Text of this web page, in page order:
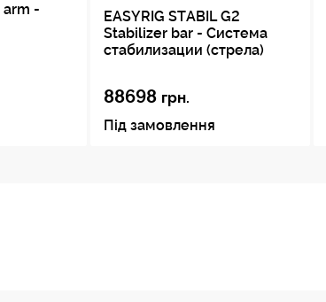
-
EASYRIG STABIL G2
Stabilizer bar - Система
стабилизации (стрела)
88698 грн.
Під замовлення